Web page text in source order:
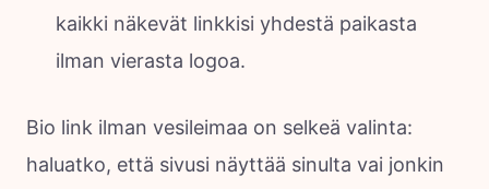
kaikki näkevät linkkisi yhdestä paikasta
ilman vierasta logoa.
Bio link ilman vesileimaa on selkeä valinta:
haluatko, että sivusi näyttää sinulta vai jonkin